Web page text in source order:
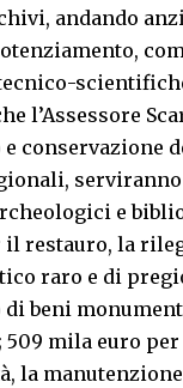
andando
l’Assessore
e conservazione
e
il restauro, la
raro e di
di beni
mila euro
la